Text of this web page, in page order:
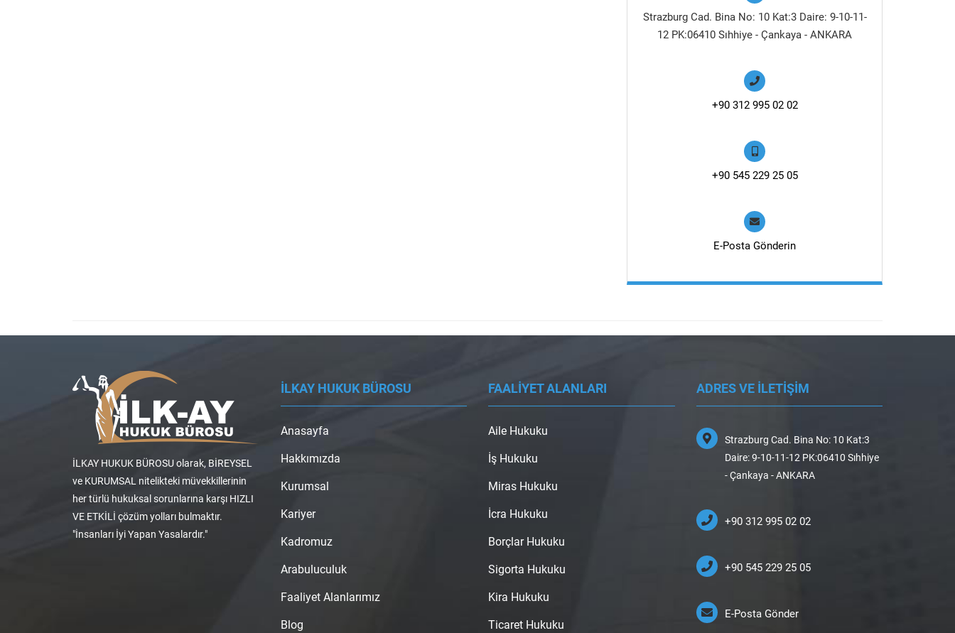
Strazburg Cad. Bina No: 10 Kat:3 Daire: 9-10-11-
12 PK:06410 Sıhhiye - Çankaya - ANKARA
+90 312 995 02 02
+90 545 229 25 05
E-Posta Gönderin
İLKAY HUKUK BÜROSU olarak, BİREYSEL
ve KURUMSAL nitelikteki müvekkillerinin
her türlü hukuksal sorunlarına karşı HIZLI
VE ETKİLİ çözüm yolları bulmaktır.
"İnsanları İyi Yapan Yasalardır."
İLKAY HUKUK BÜROSU
Anasayfa
Hakkımızda
Kurumsal
Kariyer
Kadromuz
Arabuluculuk
Faaliyet Alanlarımız
Blog
FAALİYET ALANLARI
Aile Hukuku
İş Hukuku
Miras Hukuku
İcra Hukuku
Borçlar Hukuku
Sigorta Hukuku
Kira Hukuku
Ticaret Hukuku
ADRES VE İLETİŞİM
Strazburg Cad. Bina No: 10 Kat:3
Daire: 9-10-11-12 PK:06410 Sıhhiye
- Çankaya - ANKARA
+90 312 995 02 02
+90 545 229 25 05
E-Posta Gönder